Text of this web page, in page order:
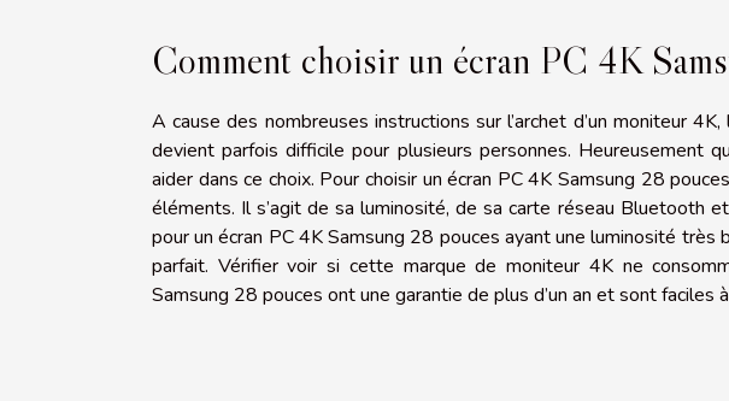
Comment choisir un écran PC 4K
A cause des nombreuses instructions sur l’archet d’un moniteur
devient parfois difficile pour plusieurs personnes. Heureusement
aider dans ce choix. Pour choisir un écran PC 4K Samsung 28
éléments. Il s’agit de sa luminosité, de sa carte réseau Bluetooth
pour un écran PC 4K Samsung 28 pouces ayant une luminosité
parfait. Vérifier voir si cette marque de moniteur 4K ne
Samsung 28 pouces ont une garantie de plus d’un an et sont faciles